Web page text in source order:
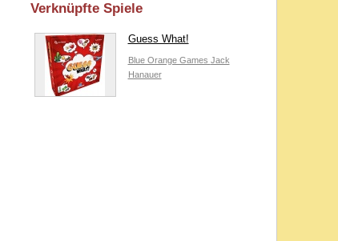
Verknüpfte Spiele
Guess What!
Blue Orange Games Jack
Hanauer